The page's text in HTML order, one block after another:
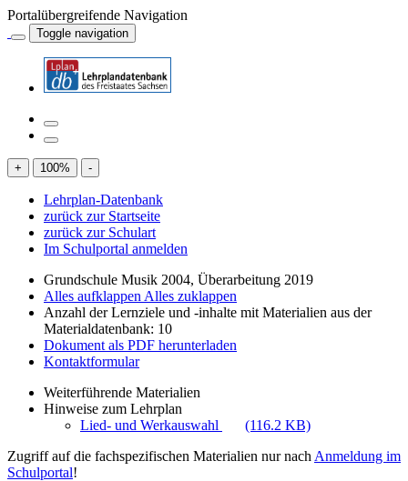
Portalübergreifende Navigation
Toggle navigation
+ 100% -
Lehrplan-Datenbank
zurück zur Startseite
zurück zur Schulart
Im Schulportal anmelden
Grundschule Musik 2004, Überarbeitung 2019
Alles aufklappen Alles zuklappen
Anzahl der Lernziele und -inhalte mit Materialien aus der
Materialdatenbank: 10
Dokument als PDF herunterladen
Kontaktformular
Weiterführende Materialien
Hinweise zum Lehrplan
Lied- und Werkauswahl
(116.2 KB)
Zugriff auf die fachspezifischen Materialien nur nach Anmeldung im
Schulportal!